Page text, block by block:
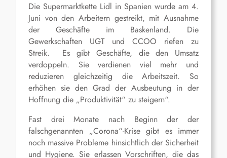
Die Supermarktkette Lidl in Spanien wurde am 4.
Juni von den Arbeitern gestreikt, mit Ausnahme
der Geschäfte im Baskenland. Die
Gewerkschaften UGT und CCOO riefen zu
Streik. Es gibt Geschäfte, die den Umsatz
verdoppeln. Sie verdienen viel mehr und
reduzieren gleichzeitig die Arbeitszeit. So
erhöhen sie den Grad der Ausbeutung in der
Hoffnung die „Produktivität“ zu steigern“.
Fast drei Monate nach Beginn der der
falschgenannten „Corona“-Krise gibt es immer
noch massive Probleme hinsichtlich der Sicherheit
und Hygiene. Sie erlassen Vorschriften, die das